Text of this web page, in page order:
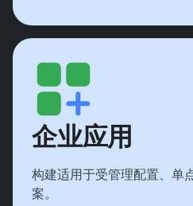
企业应用
构建适用于受管理配置、单
案。